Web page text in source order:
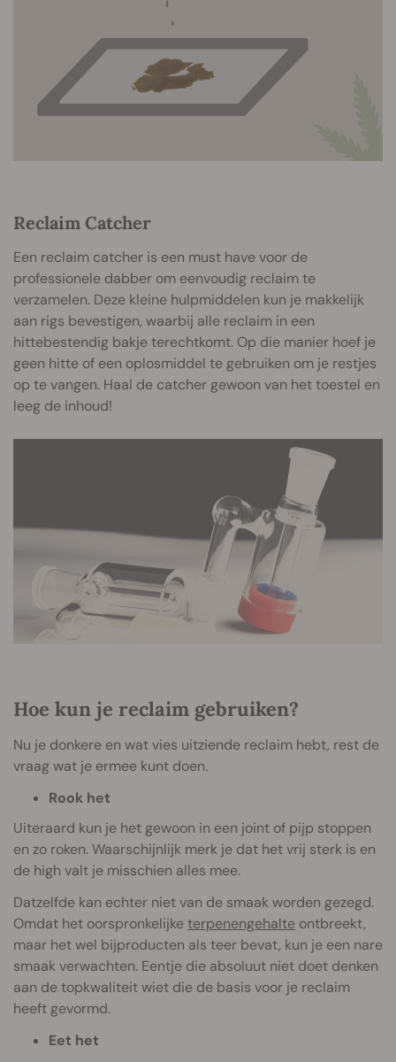
Reclaim Catcher
Een reclaim catcher is een must have voor de
professionele dabber om eenvoudig reclaim te
verzamelen. Deze kleine hulpmiddelen kun je makkelijk
aan rigs bevestigen, waarbij alle reclaim in een
hittebestendig bakje terechtkomt. Op die manier hoef je
geen hitte of een oplosmiddel te gebruiken om je restjes
op te vangen. Haal de catcher gewoon van het toestel en
leeg de inhoud!
Hoe kun je reclaim gebruiken?
Nu je donkere en wat vies uitziende reclaim hebt, rest de
vraag wat je ermee kunt doen.
Rook het
Uiteraard kun je het gewoon in een joint of pijp stoppen
en zo roken. Waarschijnlijk merk je dat het vrij sterk is en
de high valt je misschien alles mee.
Datzelfde kan echter niet van de smaak worden gezegd.
Omdat het oorspronkelijketerpenengehalte ontbreekt,
maar het wel bijproducten als teer bevat, kun je een nare
smaak verwachten. Eentje die absoluut niet doet denken
aan de topkwaliteit wiet die de basis voor je reclaim
heeft gevormd.
Eet het